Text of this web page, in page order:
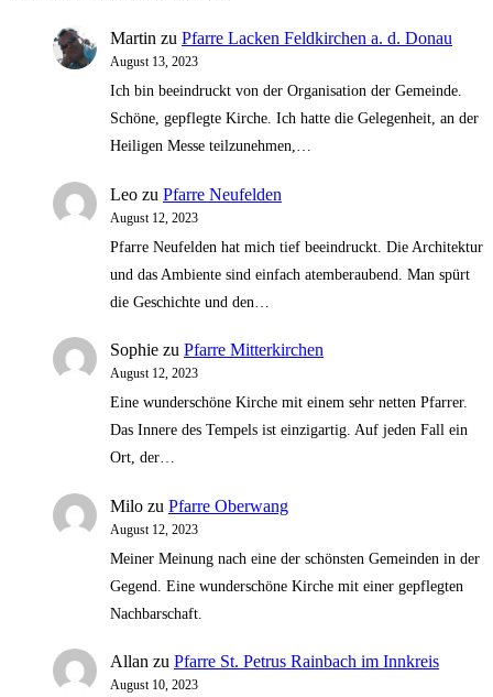
Martin zu Pfarre Lacken Feldkirchen a. d. Donau
August 13, 2023
Ich bin beeindruckt von der Organisation der Gemeinde.
Schöne, gepflegte Kirche. Ich hatte die Gelegenheit, an der
Heiligen Messe teilzunehmen,…
Leo zu Pfarre Neufelden
August 12, 2023
Pfarre Neufelden hat mich tief beeindruckt. Die Architektur
und das Ambiente sind einfach atemberaubend. Man spürt
die Geschichte und den…
Sophie zu Pfarre Mitterkirchen
August 12, 2023
Eine wunderschöne Kirche mit einem sehr netten Pfarrer.
Das Innere des Tempels ist einzigartig. Auf jeden Fall ein
Ort, der…
Milo zu Pfarre Oberwang
August 12, 2023
Meiner Meinung nach eine der schönsten Gemeinden in der
Gegend. Eine wunderschöne Kirche mit einer gepflegten
Nachbarschaft.
Allan zu Pfarre St. Petrus Rainbach im Innkreis
August 10, 2023